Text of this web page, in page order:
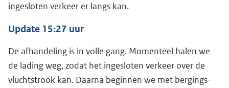
ingesloten verkeer er langs kan.
Update 15:27 uur
De afhandeling is in volle gang. Momenteel halen we
de lading weg, zodat het ingesloten verkeer over de
vluchtstrook kan. Daarna beginnen we met bergings-